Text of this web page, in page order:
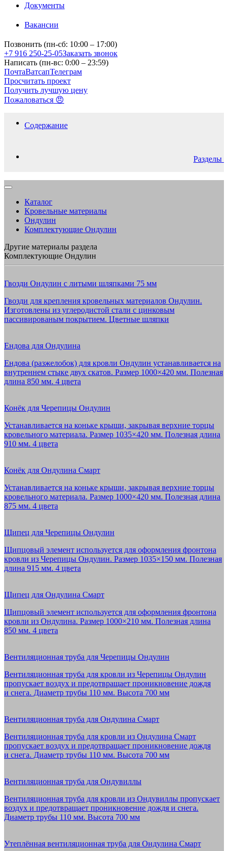
Документы
Вакансии
Позвонить (пн-сб: 10:00 – 17:00)
+7 916 250-25-05Заказать звонок
Написать (пн-вс: 0:00 – 23:59)
ПочтаВатсапТелеграм
Просчитать проект
Получить лучшую цену
Пожаловаться 😠
Содержание
Разделы
Каталог
Кровельные материалы
Ондулин
Комплектующие Ондулин
Другие материалы раздела
Комплектующие Ондулин
Гвозди Ондулин с литыми шляпками 75 мм
Гвозди для крепления кровельных материалов Ондулин.
Изготовлены из углеродистой стали с цинковым
пассивированым покрытием. Цветные шляпки
Ендова для Ондулина
Ендова (разжелобок) для кровли Ондулин устанавливается на
внутреннем стыке двух скатов. Размер 1000×420 мм. Полезная
длина 850 мм. 4 цвета
Конёк для Черепицы Ондулин
Устанавливается на коньке крыши, закрывая верхние торцы
кровельного материала. Размер 1035×420 мм. Полезная длина
910 мм. 4 цвета
Конёк для Ондулина Смарт
Устанавливается на коньке крыши, закрывая верхние торцы
кровельного материала. Размер 1000×420 мм. Полезная длина
875 мм. 4 цвета
Щипец для Черепицы Ондулин
Щипцовый элемент используется для оформления фронтона
кровли из Черепицы Ондулин. Размер 1035×150 мм. Полезная
длина 915 мм. 4 цвета
Щипец для Ондулина Смарт
Щипцовый элемент используется для оформления фронтона
кровли из Ондулина. Размер 1000×210 мм. Полезная длина
850 мм. 4 цвета
Вентиляционная труба для Черепицы Ондулин
Вентиляционная труба для кровли из Черепицы Ондулин
пропускает воздух и предотвращает проникновение дождя
и снега. Диаметр трубы 110 мм. Высота 700 мм
Вентиляционная труба для Ондулина Смарт
Вентиляционная труба для кровли из Ондулина Смарт
пропускает воздух и предотвращает проникновение дождя
и снега. Диаметр трубы 110 мм. Высота 700 мм
Вентиляционная труба для Ондувиллы
Вентиляционная труба для кровли из Ондувиллы пропускает
воздух и предотвращает проникновение дождя и снега.
Диаметр трубы 110 мм. Высота 700 мм
Утеплённая вентиляционная труба для Ондулина Смарт